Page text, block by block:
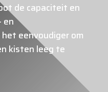
de capaciteit en
en
eenvoudiger om
kisten leeg te